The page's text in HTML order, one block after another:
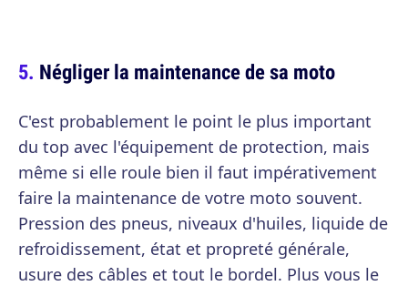
Négliger la maintenance de sa moto
C'est probablement le point le plus important
du top avec l'équipement de protection, mais
même si elle roule bien il faut impérativement
faire la maintenance de votre moto souvent.
Pression des pneus, niveaux d'huiles, liquide de
refroidissement, état et propreté générale,
usure des câbles et tout le bordel. Plus vous le